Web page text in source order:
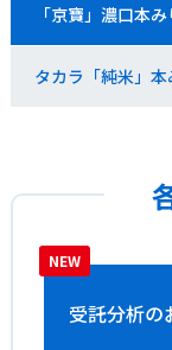
「京寶」濃口本
タカラ「純米」本
受託分析の